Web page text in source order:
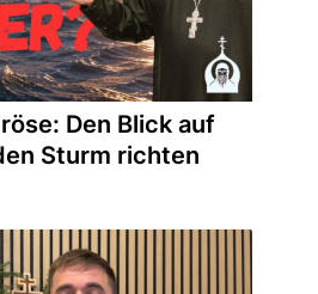
Den Blick auf
Sturm richten